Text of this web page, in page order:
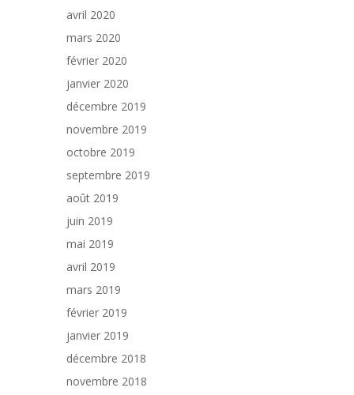
avril 2020
mars 2020
février 2020
janvier 2020
décembre 2019
novembre 2019
octobre 2019
septembre 2019
août 2019
juin 2019
mai 2019
avril 2019
mars 2019
février 2019
janvier 2019
décembre 2018
novembre 2018